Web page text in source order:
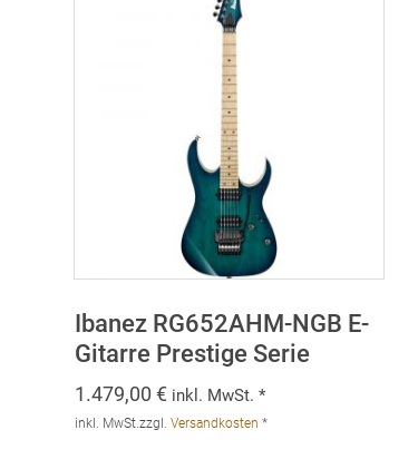
Ibanez RG652AHM-NGB E-
Gitarre Prestige Serie
1.479,00€ inkl. MwSt. *
inkl. MwSt.zzgl.Versandkosten *